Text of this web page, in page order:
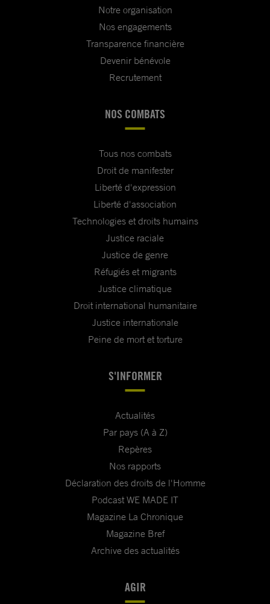
Notre organisation
Nos engagements
Transparence financière
Devenir bénévole
Recrutement
NOS COMBATS
Tous nos combats
Droit de manifester
Liberté d'expression
Liberté d'association
Technologies et droits humains
Justice raciale
Justice de genre
Réfugiés et migrants
Justice climatique
Droit international humanitaire
Justice internationale
Peine de mort et torture
S'INFORMER
Actualités
Par pays (A à Z)
Repères
Nos rapports
Déclaration des droits de l'Homme
Podcast WE MADE IT
Magazine La Chronique
Magazine Bref
Archive des actualités
AGIR